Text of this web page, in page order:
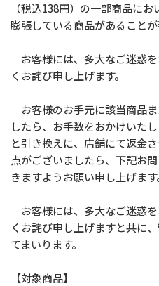
（税込138円）の一部商品に
膨張している商品があることが
お客様には、多大なご迷惑
くお詫び申し上げます。
お客様のお手元に該当商品
したら、お手数をおかけいた
と引き換えに、店舗にて返金
点がございましたら、下記お
きますようお願い申し上げます
お客様には、多大なご迷惑
くお詫び申し上げますと共に
てまいります。
【対象商品】